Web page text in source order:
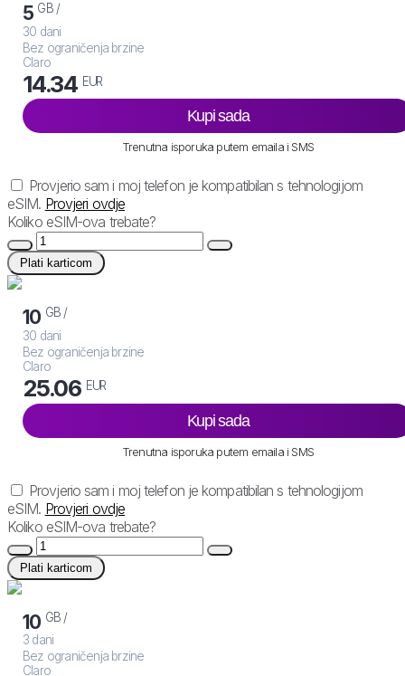
5 GB /
30 dani
Bez ograničenja brzine
Claro
14.34 EUR
Kupi sada
Trenutna isporuka putem emaila i SMS
Provjerio sam i moj telefon je kompatibilan s tehnologijom
eSIM. Provjeri ovdje
Koliko eSIM-ova trebate?
Plati karticom
10 GB /
30 dani
Bez ograničenja brzine
Claro
25.06 EUR
Kupi sada
Trenutna isporuka putem emaila i SMS
Provjerio sam i moj telefon je kompatibilan s tehnologijom
eSIM. Provjeri ovdje
Koliko eSIM-ova trebate?
Plati karticom
10 GB /
3 dani
Bez ograničenja brzine
Claro